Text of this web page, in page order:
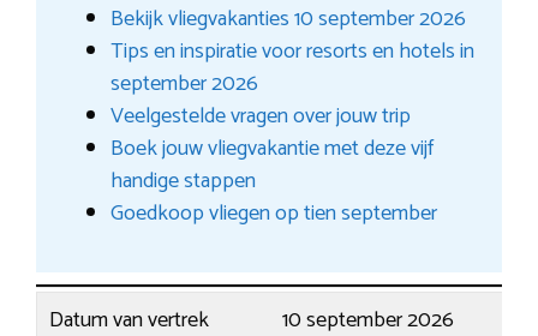
Bekijk vliegvakanties 10 september 2026
Tips en inspiratie voor resorts en hotels in
september 2026
Veelgestelde vragen over jouw trip
Boek jouw vliegvakantie met deze vijf
handige stappen
Goedkoop vliegen op tien september
Datum van vertrek
10 september 2026